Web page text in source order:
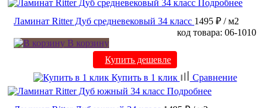
Подробнее
Ламинат Ritter Дуб средневековый 34 класс 1495 ₽ / м2
код товара: 06-1010
В корзину
Купить дешевле
Купить в 1 клик
Сравнение
Подробнее